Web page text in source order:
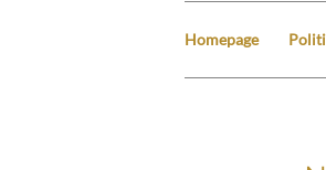
Homepage